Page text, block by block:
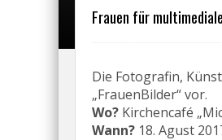
Frauen für
Die Fotografin,
„FrauenBilder“ vor.
Wo? Kirchencafé
Wann? 18. Agust